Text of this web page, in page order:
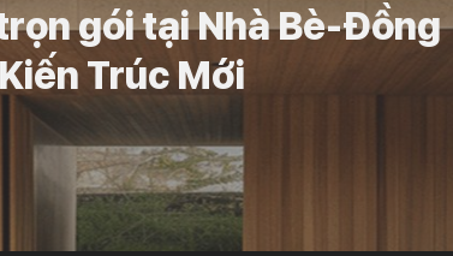
gói tại Nhà Bè-Đồng
Trúc Mới